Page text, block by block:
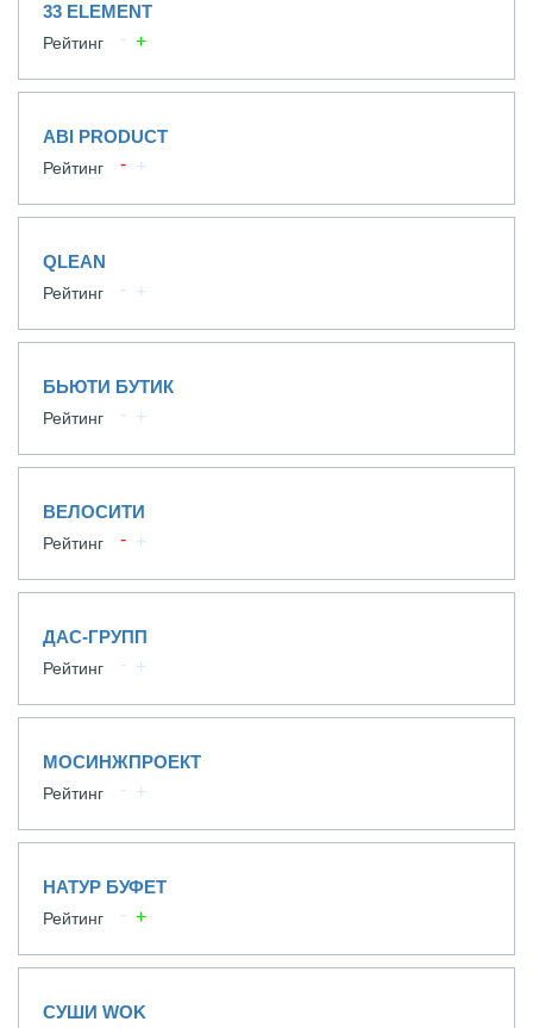
33 ELEMENT
Рейтинг
ABI PRODUCT
Рейтинг
QLEAN
Рейтинг
БЬЮТИ БУТИК
Рейтинг
ВЕЛОСИТИ
Рейтинг
ДАС-ГРУПП
Рейтинг
МОСИНЖПРОЕКТ
Рейтинг
НАТУР БУФЕТ
Рейтинг
СУШИ WOK